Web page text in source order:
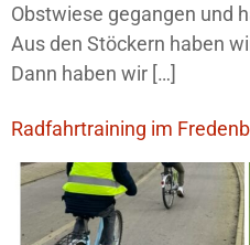
Obstwiese gegangen und
Aus den Stöckern haben
Dann haben wir […]
Radfahrtraining im